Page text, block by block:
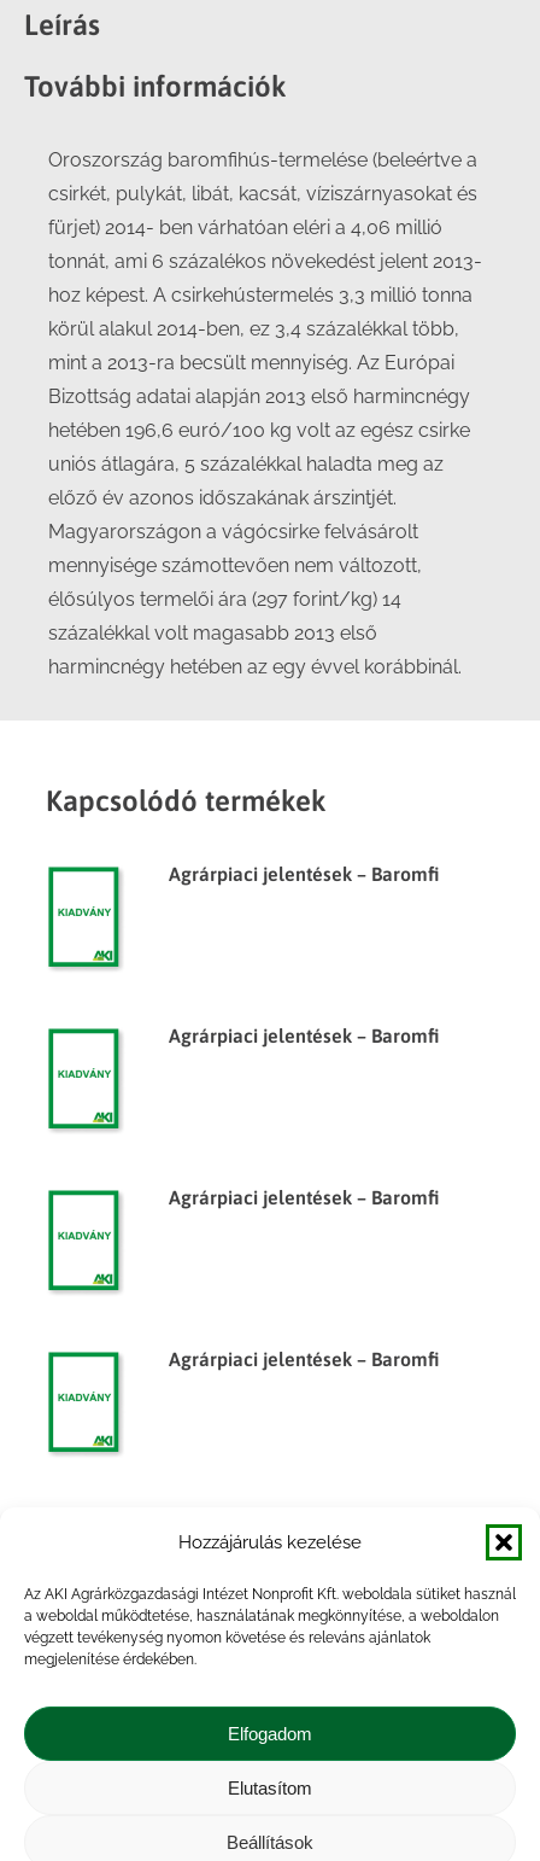
Hozzájárulás kezelése
Az AKI Agrárközgazdasági Intézet Nonprofit Kft. weboldala sütiket használ
a weboldal működtetése, használatának megkönnyítése, a weboldalon
végzett tevékenység nyomon követése és releváns ajánlatok
megjelenítése érdekében.
Elfogadom
Elutasítom
Beállítások
Facebook
X
Leírás
További információk
Oroszország baromfihús-termelése (beleértve a
csirkét, pulykát, libát, kacsát, víziszárnyasokat és
fürjet) 2014- ben várhatóan eléri a 4,06 millió
tonnát, ami 6 százalékos növekedést jelent 2013-
hoz képest. A csirkehústermelés 3,3 millió tonna
körül alakul 2014-ben, ez 3,4 százalékkal több,
mint a 2013-ra becsült mennyiség. Az Európai
Bizottság adatai alapján 2013 első harmincnégy
hetében 196,6 euró/100 kg volt az egész csirke
uniós átlagára, 5 százalékkal haladta meg az
előző év azonos időszakának árszintjét.
Magyarországon a vágócsirke felvásárolt
mennyisége számottevően nem változott,
élősúlyos termelői ára (297 forint/kg) 14
százalékkal volt magasabb 2013 első
harmincnégy hetében az egy évvel korábbinál.
Kapcsolódó termékek
Agrárpiaci jelentések – Baromfi
Agrárpiaci jelentések – Baromfi
Agrárpiaci jelentések – Baromfi
Agrárpiaci jelentések – Baromfi